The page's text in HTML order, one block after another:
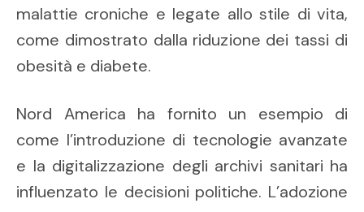
malattie croniche e legate allo stile di vita,
come dimostrato dalla riduzione dei tassi di
obesità e diabete.
Nord America ha fornito un esempio di
come l’introduzione di tecnologie avanzate
e la digitalizzazione degli archivi sanitari ha
influenzato le decisioni politiche. L’adozione